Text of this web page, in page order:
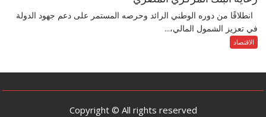
انطلاقًا من دوره الوطني الرائد وحرصه المستمر على دعم جهود الدولة
في تعزيز الشمول المالي،...
الاقتصاد
Copyright © All rights reserved